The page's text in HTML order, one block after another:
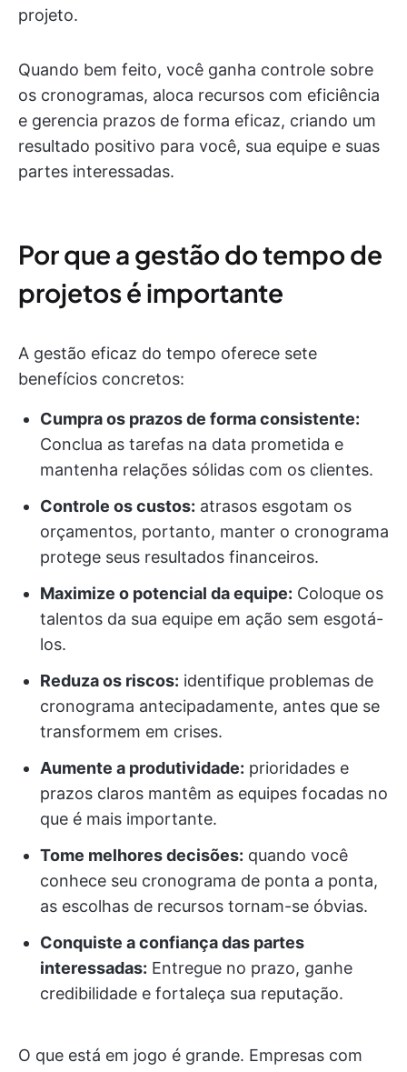
projeto.
Quando bem feito, você ganha controle sobre
os cronogramas, aloca recursos com eficiência
e gerencia prazos de forma eficaz, criando um
resultado positivo para você, sua equipe e suas
partes interessadas.
Por que a gestão do tempo de
projetos é importante
A gestão eficaz do tempo oferece sete
benefícios concretos:
Cumpra os prazos de forma consistente:
Conclua as tarefas na data prometida e
mantenha relações sólidas com os clientes.
Controle os custos: atrasos esgotam os
orçamentos, portanto, manter o cronograma
protege seus resultados financeiros.
Maximize o potencial da equipe: Coloque os
talentos da sua equipe em ação sem esgotá-
los.
Reduza os riscos: identifique problemas de
cronograma antecipadamente, antes que se
transformem em crises.
Aumente a produtividade: prioridades e
prazos claros mantêm as equipes focadas no
que é mais importante.
Tome melhores decisões: quando você
conhece seu cronograma de ponta a ponta,
as escolhas de recursos tornam-se óbvias.
Conquiste a confiança das partes
interessadas: Entregue no prazo, ganhe
credibilidade e fortaleça sua reputação.
O que está em jogo é grande. Empresas com